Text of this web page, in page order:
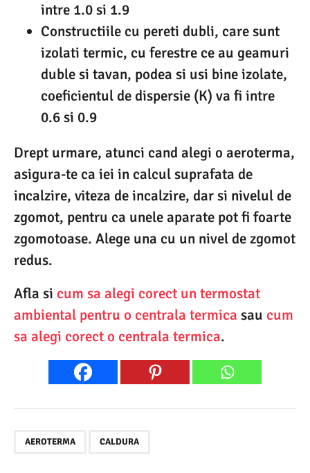
intre 1.0 si 1.9
Constructiile cu pereti dubli, care sunt
izolati termic, cu ferestre ce au geamuri
duble si tavan, podea si usi bine izolate,
coeficientul de dispersie (K) va fi intre
0.6 si 0.9
Drept urmare, atunci cand alegi o aeroterma,
asigura-te ca iei in calcul suprafata de
incalzire, viteza de incalzire, dar si nivelul de
zgomot, pentru ca unele aparate pot fi foarte
zgomotoase. Alege una cu un nivel de zgomot
redus.
Afla si cum sa alegi corect un termostat
ambiental pentru o centrala termica sau cum
sa alegi corect o centrala termica.
AEROTERMA CALDURA